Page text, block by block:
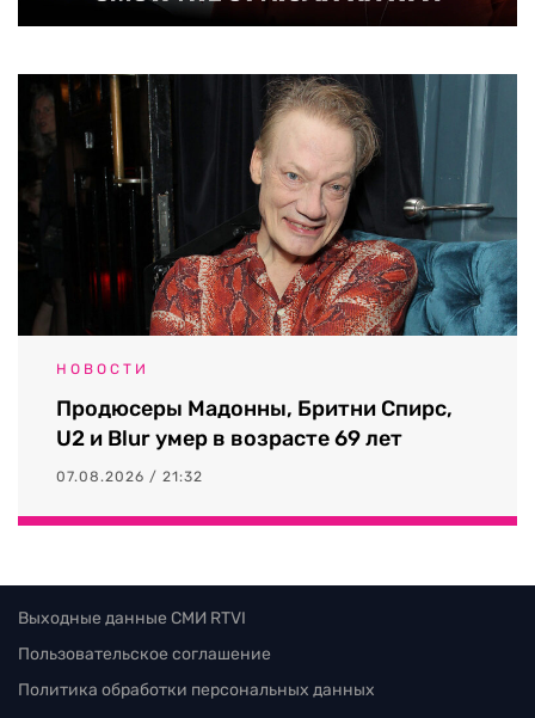
НОВОСТИ
Продюсеры Мадонны, Бритни Спирс,
U2 и Blur умер в возрасте 69 лет
07.08.2026 / 21:32
Выходные данные СМИ RTVI
Пользовательское соглашение
Политика обработки персональных данных